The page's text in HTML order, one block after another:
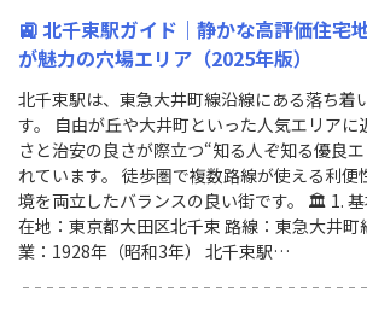
🚉 北千束駅ガイド｜静かな高評価住宅
が魅力の穴場エリア（2025年版）
北千束駅は、東急大井町線沿線にある落ち着
す。 自由が丘や大井町といった人気エリアに
さと治安の良さが際立つ“知る人ぞ知る優良
れています。 徒歩圏で複数路線が使える利便
境を両立したバランスの良い街です。 🏛 1.
在地：東京都大田区北千束 路線：東急大井町
業：1928年（昭和3年） 北千束駅…